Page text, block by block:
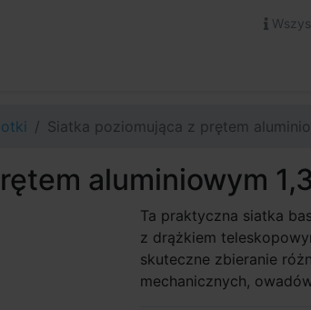
Siatka poziomująca z prętem
aluminiowym
Ta praktyczna siatka
z drążkiem
skuteczne zbieranie
mechanicznych,